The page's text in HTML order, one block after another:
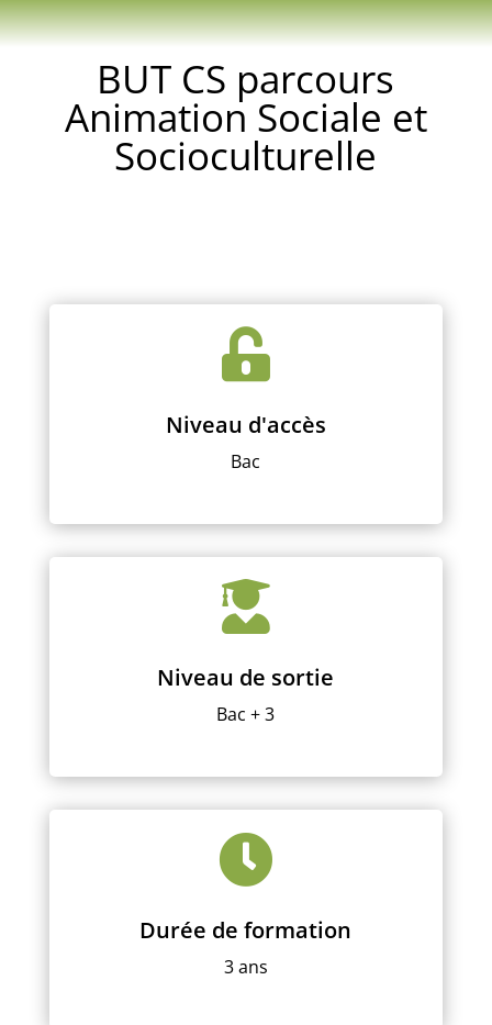
BUT CS parcours
Animation Sociale et
Socioculturelle

Niveau d'accès
Bac

Niveau de sortie
Bac + 3

Durée de formation
3 ans